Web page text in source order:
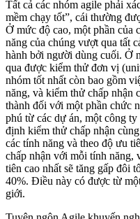
Tất cả các nhóm agile phải
mềm chạy tốt”, cái thường
Ở mức độ cao, một phần của
năng của chúng vượt qua tất
hành bởi người dùng cuối. Ở
qua được kiểm thử đơn vị
nhóm tốt nhất còn bao gồm
năng, và kiểm thử chấp nhận
thành đối với một phần chức
phú từ các dự án, một công
định kiểm thử chấp nhận
các tính năng và theo độ ưu
chấp nhận với mỗi tính năng,
tiên cao nhất sẽ tăng gấp đôi
40%. Điều này có được từ
giới.